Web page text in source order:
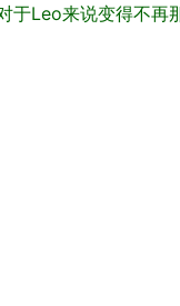
Leo来说变得不再